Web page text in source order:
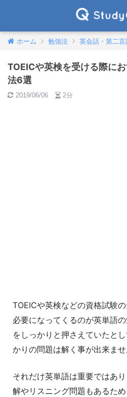
ホーム 勉強法 英会話・第二言
TOEICや英検を受ける際に
法6選
2019/06/06 2分
TOEICや英検などの資格試験
必要になってくるのが英単語
をしっかりと押さえていたと
かりの問題は解く事が出来ませ
それだけ英単語は重要ではあ
解やリスニング問題もあるた